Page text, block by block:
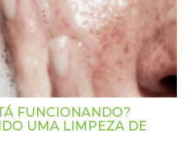
FUNCIONANDO?
UMA LIMPEZA DE